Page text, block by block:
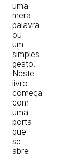
uma
mera
palavra
ou
um
simples
gesto.
Neste
livro
começa
com
uma
porta
que
se
abre